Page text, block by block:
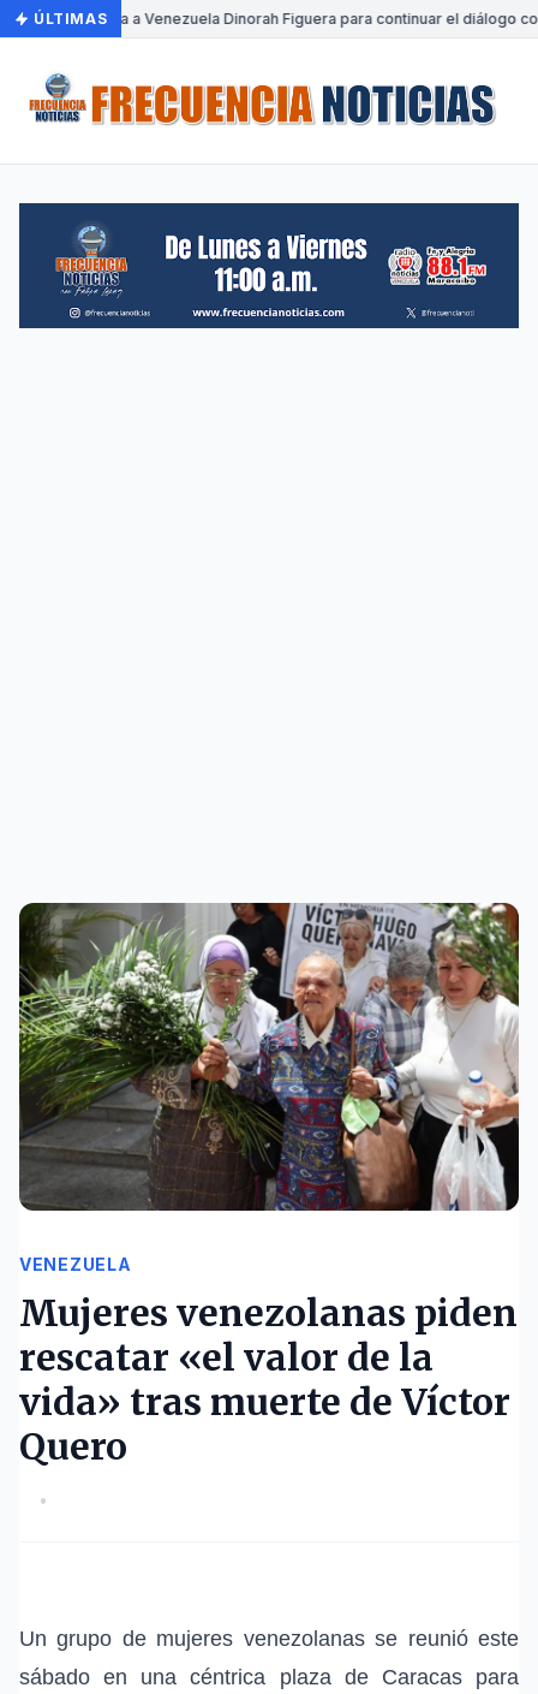
ÚLTIMAS
• Llega a Venezuela Dinorah Figuera para continuar el diálogo
VENEZUELA
Mujeres venezolanas piden
rescatar «el valor de la
vida» tras muerte de Víctor
Quero
•
Un grupo de mujeres venezolanas se reunió este
sábado en una céntrica plaza de Caracaspara